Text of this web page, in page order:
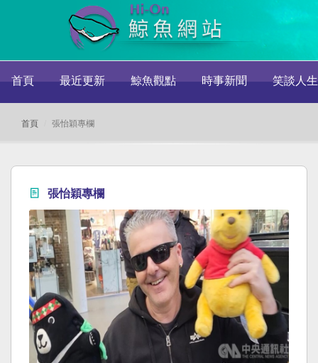
首頁 最近更新 鯨魚觀點 時事新聞 笑談人生
首頁 張怡穎專欄
張怡穎專欄